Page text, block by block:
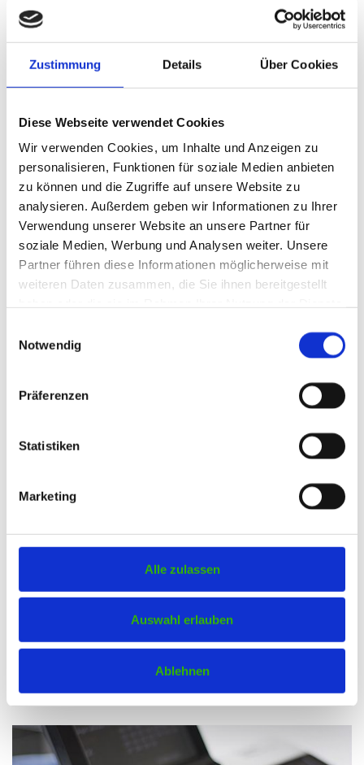
Zustimmung Details Über Cookies
Diese Webseite verwendet Cookies
Wir verwenden Cookies, um Inhalte und Anzeigen zu
personalisieren, Funktionen für soziale Medien anbieten
zu können und die Zugriffe auf unsere Website zu
analysieren. Außerdem geben wir Informationen zu Ihrer
Verwendung unserer Website an unsere Partner für
soziale Medien, Werbung und Analysen weiter. Unsere
Partner führen diese Informationen möglicherweise mit
weiteren Daten zusammen, die Sie ihnen bereitgestellt
Notwendig
Präferenzen
Statistiken
Marketing
Alle zulassen
Auswahl erlauben
Ablehnen
UNSERE PRAXIS
Erfahren Sie mehr über uns und unsere Praxis. Wir
sind seit mehr als 20 Jahren für Sie und Ihre
tierischen Begleiter da!
PRAXISSPEKTRUM
Wir bieten Ihnen umfangreiche
Behandlungsmöglichkeiten für Kleintiere (Hunde,
Katzen, Kaninchen, usw.) an.